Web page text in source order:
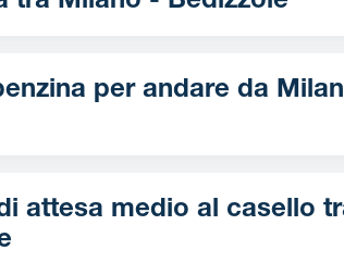
per andare da Milano -
attesa medio al casello